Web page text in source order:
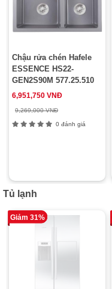
Chậu rửa chén Hafele
ESSENCE HS22-
GEN2S90M 577.25.510
6,951,750 VNĐ
9,269,000 VNĐ
0 đánh giá
Tủ lạnh
Giảm 31%